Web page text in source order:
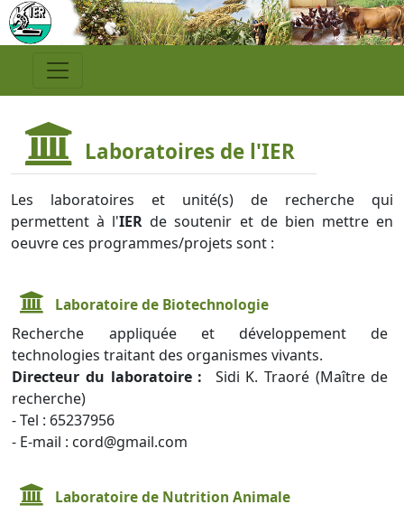
Laboratoires de l'IER
Les laboratoires et unité(s) de recherche qui
permettent à l'IER de soutenir et de bien mettre en
oeuvre ces programmes/projets sont :
Laboratoire de Biotechnologie
Recherche appliquée et développement de
technologies traitant des organismes vivants.
Directeur du laboratoire :
Sidi K. Traoré (Maître de
recherche)
- Tel : 65237956
- E-mail : cord@gmail.com
Laboratoire de Nutrition Animale